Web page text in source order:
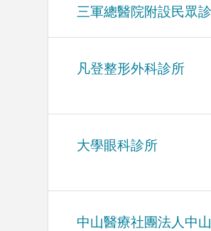
三軍總醫院附設民眾
凡登整形外科診所
大學眼科診所
中山醫療社團法人中